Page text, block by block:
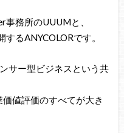
事務所のUUUMと、
るANYCOLORです。
サー型ビジネスという共
値評価のすべてが大き